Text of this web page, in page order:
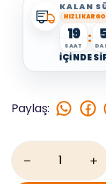
KALAN
HIZLI KARGO
19
SAAT :
İÇİNDE
Paylaş: